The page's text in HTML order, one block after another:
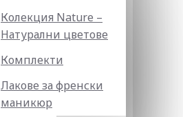
Колекция Nature –
Натурални цветове
Комплекти
Лакове за френски
маникюр